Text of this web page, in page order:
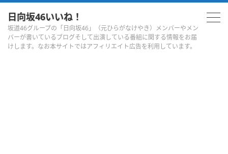
日向坂46いいね！
坂道46グループの「日向坂46」（元ひらがなけやき）メンバーやメン
バーが書いているブログそして出演している番組に関する情報をお届
けします。なお本サイトではアフィリエイト広告を利用しています。